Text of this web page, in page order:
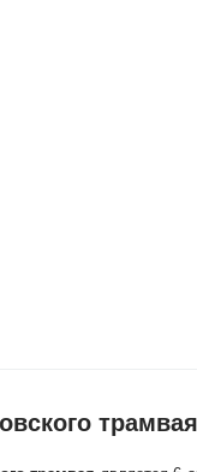
трамвая